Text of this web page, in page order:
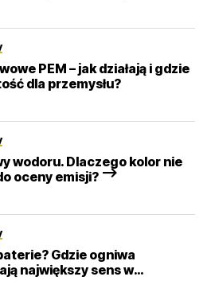
PEM – jak działają i gdzie
dla przemysłu?
wodoru. Dlaczego kolor nie
oceny emisji? –>
Gdzie ogniwa
największy sens w